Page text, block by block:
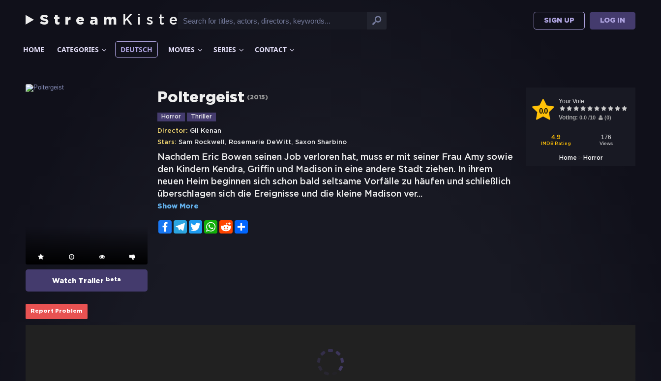
Stream Kiste SIGN UP LOG IN
HOME CATEGORIES DEUTSCH MOVIES SERIES CONTACT
Watch Trailer beta
0.0
Your Vote:
Voting: 0.0 /10 (0)
4.9
IMDB Rating
176
Views
Home > Horror
Poltergeist (2015)
Horror Thriller
Director: Gil Kenan
Stars: Sam Rockwell , Rosemarie DeWitt, Saxon Sharbino
Nachdem Eric Bowen seinen Job verloren hat, muss er mit seiner Frau Amy sowie
den Kindern Kendra, Griffin und Madison in eine andere Stadt ziehen. In ihrem
neuen Heim beginnen sich schon bald seltsame Vorfälle zu häufen und schließlich
überschlagen sich die Ereignisse und die kleine Madison ver...
Show More
FacebookTelegramTwitterWhatsApp
Reddit
Report Problem